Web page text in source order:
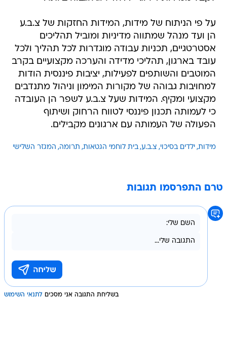
על פי הניתוח של מידות, המידות החזקות של צ.ב.ע
הן ועד מנהל שמתווה מדיניות ומוביל תהליכים
אסטרטגיים, תכניות עבודה מוגדרות לכל תהליך ולכל
עובד בארגון, תהליכי מדידה והערכה מקצועיים בקרב
המוטבים והשותפים לפעילות, יציבות פיננסית הודות
למחויבות גבוהה של מקורות המימון וניהול מתנדבים
מקצועי ומקיף. המידות שעל צ.ב.ע לשפר הן העובדה
כי לעמותה תכנון פיננסי לטווח הרחוק ושיתוף
הפעולה של העמותה עם ארגונים מקבילים.
מידות ילדים בסיכוי צ.ב.ע בית לוחמי הגטאות תרומה המגזר השלישי
טרם התפרסמו תגובות
בשליחת התגובה אני מסכים לתנאי השימוש